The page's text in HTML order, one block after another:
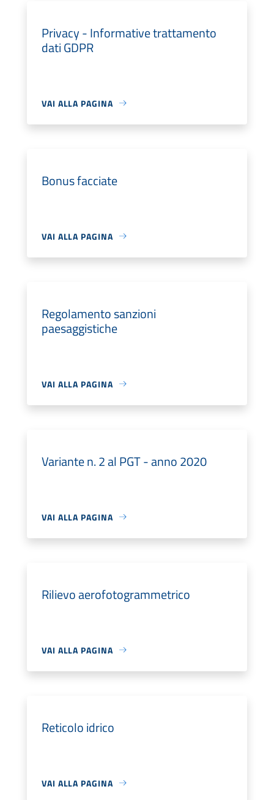
Privacy - Informative trattamento
dati GDPR
VAI ALLA PAGINA
Bonus facciate
VAI ALLA PAGINA
Regolamento sanzioni
paesaggistiche
VAI ALLA PAGINA
Variante n. 2 al PGT - anno 2020
VAI ALLA PAGINA
Rilievo aerofotogrammetrico
VAI ALLA PAGINA
Reticolo idrico
VAI ALLA PAGINA